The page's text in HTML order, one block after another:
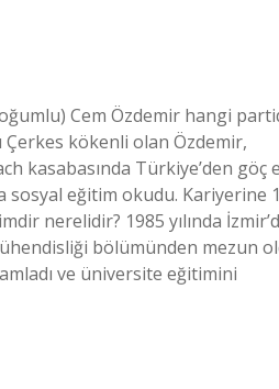
Cem Özdemir hangi
Çerkes kökenli olan Özdemir,
kasabasında Türkiye’den göç
eğitim okudu. Kariyerine
nerelidir? 1985 yılında
bölümünden mezun
ve üniversite eğitimini